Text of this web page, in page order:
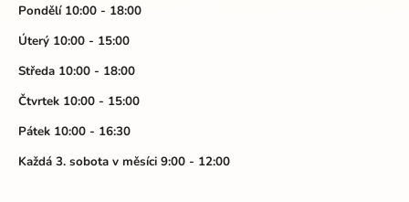
Pondělí 10:00 - 18:00
Úterý 10:00 - 15:00
Středa 10:00 - 18:00
Čtvrtek 10:00 - 15:00
Pátek 10:00 - 16:30
Každá 3. sobota v měsíci 9:00 - 12:00